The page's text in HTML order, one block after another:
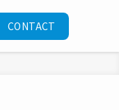
CONTACT